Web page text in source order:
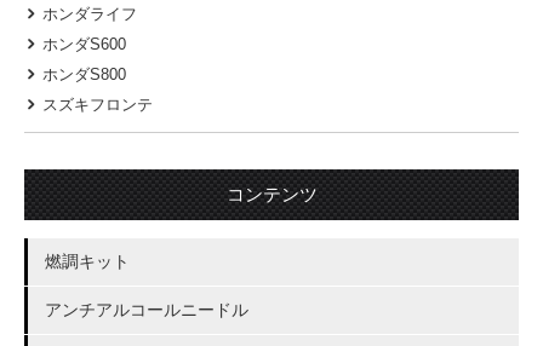
ホンダライフ
ホンダS600
ホンダS800
スズキフロンテ
コンテンツ
燃調キット
アンチアルコールニードル